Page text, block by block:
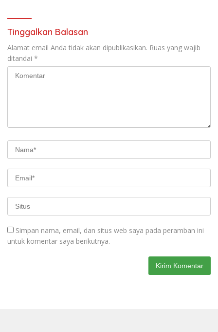
Tinggalkan Balasan
Alamat email Anda tidak akan dipublikasikan. Ruas yang wajib
ditandai *
Simpan nama, email, dan situs web saya pada peramban ini
untuk komentar saya berikutnya.